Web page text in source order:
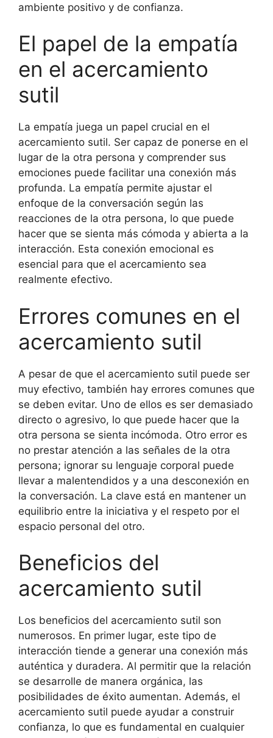
ambiente positivo y de confianza.
El papel de la empatía
en el acercamiento
sutil
La empatía juega un papel crucial en el
acercamiento sutil. Ser capaz de ponerse en el
lugar de la otra persona y comprender sus
emociones puede facilitar una conexión más
profunda. La empatía permite ajustar el
enfoque de la conversación según las
reacciones de la otra persona, lo que puede
hacer que se sienta más cómoda y abierta a la
interacción. Esta conexión emocional es
esencial para que el acercamiento sea
realmente efectivo.
Errores comunes en el
acercamiento sutil
A pesar de que el acercamiento sutil puede ser
muy efectivo, también hay errores comunes que
se deben evitar. Uno de ellos es ser demasiado
directo o agresivo, lo que puede hacer que la
otra persona se sienta incómoda. Otro error es
no prestar atención a las señales de la otra
persona; ignorar su lenguaje corporal puede
llevar a malentendidos y a una desconexión en
la conversación. La clave está en mantener un
equilibrio entre la iniciativa y el respeto por el
espacio personal del otro.
Beneficios del
acercamiento sutil
Los beneficios del acercamiento sutil son
numerosos. En primer lugar, este tipo de
interacción tiende a generar una conexión más
auténtica y duradera. Al permitir que la relación
se desarrolle de manera orgánica, las
posibilidades de éxito aumentan. Además, el
acercamiento sutil puede ayudar a construir
confianza, lo que es fundamental en cualquier